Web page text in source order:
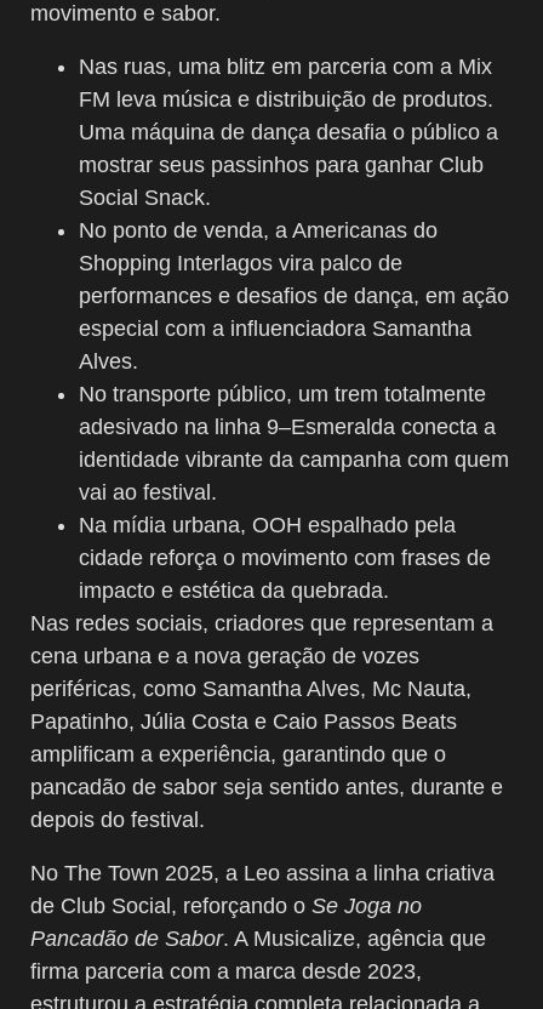
movimento e sabor.
Nas ruas, uma blitz em parceria com a Mix
FM leva música e distribuição de produtos.
Uma máquina de dança desafia o público a
mostrar seus passinhos para ganhar Club
Social Snack.
No ponto de venda, a Americanas do
Shopping Interlagos vira palco de
performances e desafios de dança, em ação
especial com a influenciadora Samantha
Alves.
No transporte público, um trem totalmente
adesivado na linha 9–Esmeralda conecta a
identidade vibrante da campanha com quem
vai ao festival.
Na mídia urbana, OOH espalhado pela
cidade reforça o movimento com frases de
impacto e estética da quebrada.
Nas redes sociais, criadores que representam a
cena urbana e a nova geração de vozes
periféricas, como Samantha Alves, Mc Nauta,
Papatinho, Júlia Costa e Caio Passos Beats
amplificam a experiência, garantindo que o
pancadão de sabor seja sentido antes, durante e
depois do festival.
No The Town 2025, a Leo assina a linha criativa
de Club Social, reforçando o Se Joga no
Pancadão de Sabor. A Musicalize, agência que
firma parceria com a marca desde 2023,